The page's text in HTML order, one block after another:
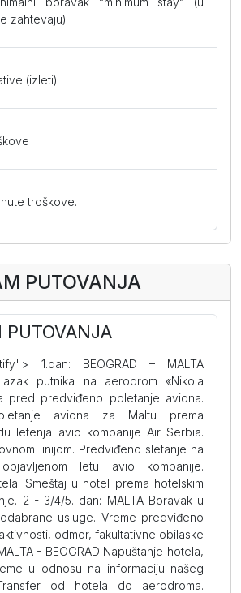
zahtevaju)
(izleti)
troškove.
PUTOVANJA
PUTOVANJA
1.dan: BEOGRAD – MALTA
putnika na aerodrom «Nikola
pred predviđeno poletanje aviona.
aviona za Maltu prema
letenja avio kompanije Air Serbia.
linijom. Predviđeno sletanje na
letu avio kompanije.
Smeštaj u hotel prema hotelskim
2 - 3/4/5. dan: MALTA Boravak u
usluge. Vreme predviđeno
odmor, fakultativne obilaske
- BEOGRAD Napuštanje hotela,
u odnosu na informaciju našeg
od hotela do aerodroma.